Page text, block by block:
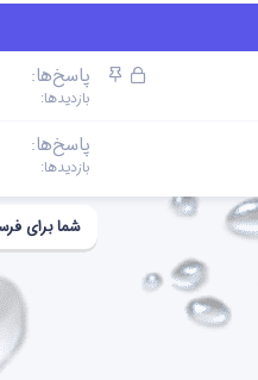
ق
ه
چ
پاسخ‌ها
بازدیدها
پاسخ‌ها
بازدیدها
شما برای